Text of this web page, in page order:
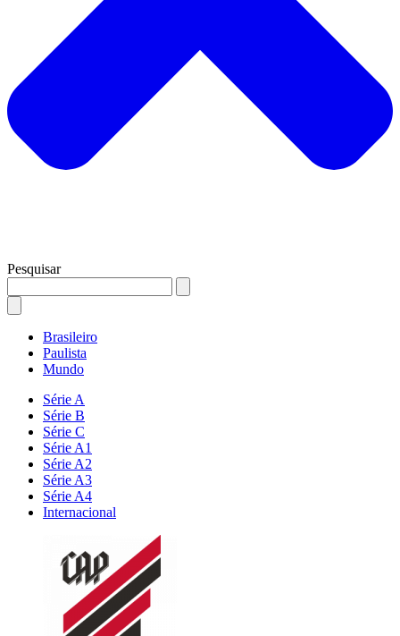
Pesquisar
Brasileiro
Paulista
Mundo
Série A
Série B
Série C
Série A1
Série A2
Série A3
Série A4
Internacional